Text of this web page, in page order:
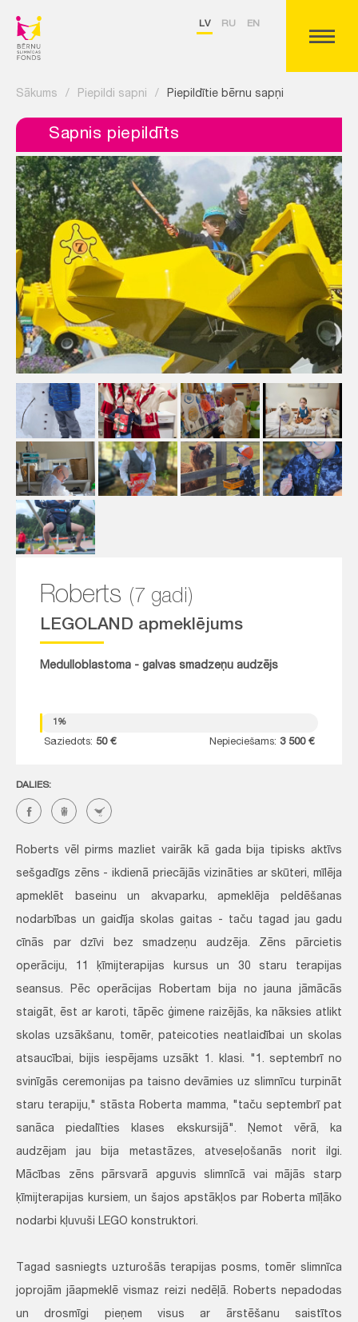
LV RU EN
Sākums / Piepildi sapni / Piepildītie bērnu sapņi
Sapnis piepildīts
Roberts (7 gadi)
LEGOLAND apmeklējums
Medulloblastoma - galvas smadzeņu audzējs
1%
Saziedots: 50 € Nepieciešams: 3 500 €
DALIES:
Roberts vēl pirms mazliet vairāk kā gada bija tipisks aktīvs
sešgadīgs zēns - ikdienā priecājās vizināties ar skūteri, mīlēja
apmeklēt baseinu un akvaparku, apmeklēja peldēšanas
nodarbības un gaidīja skolas gaitas - taču tagad jau gadu
cīnās par dzīvi bez smadzeņu audzēja. Zēns pārcietis
operāciju, 11 ķīmijterapijas kursus un 30 staru terapijas
seansus. Pēc operācijas Robertam bija no jauna jāmācās
staigāt, ēst ar karoti, tāpēc ģimene raizējās, ka nāksies atlikt
skolas uzsākšanu, tomēr, pateicoties neatlaidībai un skolas
atsaucībai, bijis iespējams uzsākt 1. klasi. "1. septembrī no
svinīgās ceremonijas pa taisno devāmies uz slimnīcu turpināt
staru terapiju," stāsta Roberta mamma, "taču septembrī pat
sanāca piedalīties klases ekskursijā". Ņemot vērā, ka
audzējam jau bija metastāzes, atveseļošanās norit ilgi.
Mācības zēns pārsvarā apguvis slimnīcā vai mājās starp
ķīmijterapijas kursiem, un šajos apstākļos par Roberta mīļāko
nodarbi kļuvuši LEGO konstruktori.
Tagad sasniegts uzturošās terapijas posms, tomēr slimnīca
joprojām jāapmeklē vismaz reizi nedēļā. Roberts nepadodas
un drosmīgi pieņem visus ar ārstēšanu saistītos